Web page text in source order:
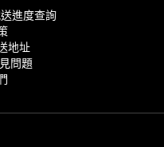
進度查詢
地址
問題